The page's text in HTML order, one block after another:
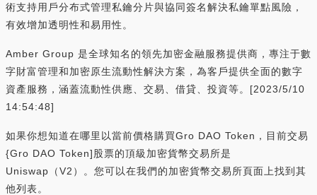
術支持用戶分布式管理私鑰分片與協同簽名解決私鑰單點風險，
有效增加透明性和易用性。
Amber Group 是全球知名的領先加密金融服務提供商，專注于數
字財富管理和加密原生流動性解決方案，為客戶提供全面的數字
資產服務，涵蓋流動性供應、交易、借貸、投資等。[2023/5/10
14:54:48]
如果你想知道在哪里以當前價格購買Gro DAO Token，目前交易
{Gro DAO Token]股票的頂級加密貨幣交易所是
Uniswap（V2）。您可以在我們的加密貨幣交易所頁面上找到其
他列表。